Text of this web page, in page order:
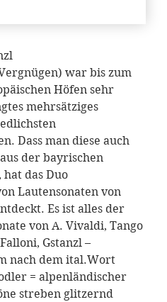
war bis zum
Höfen sehr
mehrsätziges
Dass man diese auch
der bayrischen
das Duo
Lautensonaten von
Es ist alles der
von A. Vivaldi, Tango
Gstanzl –
nach dem ital.Wort
= alpenländischer
streben glitzernd